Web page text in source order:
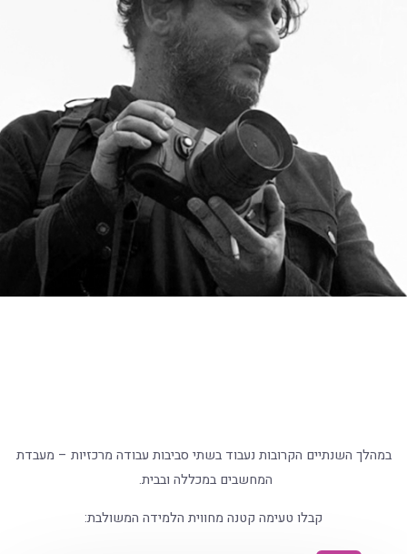
במהלך השנתיים הקרובות נעבוד בשתי סביבות עבודה מרכזיות – מעבדת
המחשבים במכללה ובבית.
קבלו טעימה קטנה מחווית הלמידה המשולבת: